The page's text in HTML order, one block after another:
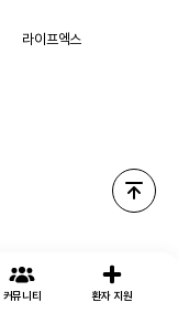
커뮤니티 환자 지원
라이프엑스